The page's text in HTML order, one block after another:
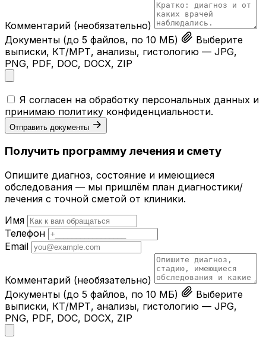
Комментарий (необязательно)
Документы (до 5 файлов, по 10 МБ)
Выберите
выписки, КТ/МРТ, анализы, гистологию — JPG,
PNG, PDF, DOC, DOCX, ZIP
Я согласен на обработку персональных данных и
принимаю политику конфиденциальности.
Отправить документы
Получить программу лечения и смету
Опишите диагноз, состояние и имеющиеся
обследования — мы пришлём план диагностики/
лечения с точной сметой от клиники.
Имя
Телефон
Email
Комментарий (необязательно)
Документы (до 5 файлов, по 10 МБ)
Выберите
выписки, КТ/МРТ, анализы, гистологию — JPG,
PNG, PDF, DOC, DOCX, ZIP